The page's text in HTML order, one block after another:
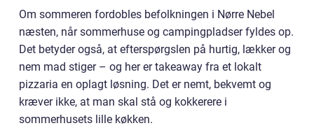
Om sommeren fordobles befolkningen i Nørre Nebel
næsten, når sommerhuse og campingpladser fyldes op.
Det betyder også, at efterspørgslen på hurtig, lækker og
nem mad stiger – og her er takeaway fra et lokalt
pizzaria en oplagt løsning. Det er nemt, bekvemt og
kræver ikke, at man skal stå og kokkerere i
sommerhusets lille køkken.